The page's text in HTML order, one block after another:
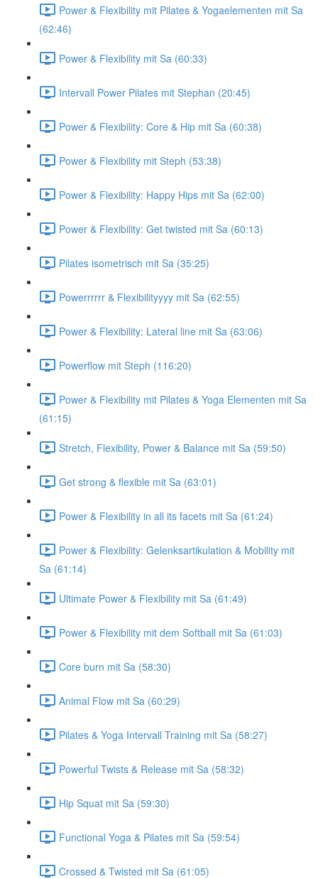
Power & Flexibility mit Pilates & Yogaelementen mit Sa
(62:46)
Power & Flexibility mit Sa (60:33)
Intervall Power Pilates mit Stephan (20:45)
Power & Flexibility: Core & Hip mit Sa (60:38)
Power & Flexibility mit Steph (53:38)
Power & Flexibility: Happy Hips mit Sa (62:00)
Power & Flexibility: Get twisted mit Sa (60:13)
Pilates isometrisch mit Sa (35:25)
Powerrrrrr & Flexibilityyyy mit Sa (62:55)
Power & Flexibility: Lateral line mit Sa (63:06)
Powerflow mit Steph (116:20)
Power & Flexibility mit Pilates & Yoga Elementen mit Sa
(61:15)
Stretch, Flexibility, Power & Balance mit Sa (59:50)
Get strong & flexible mit Sa (63:01)
Power & Flexibility in all its facets mit Sa (61:24)
Power & Flexibility: Gelenksartikulation & Mobility mit
Sa (61:14)
Ultimate Power & Flexibility mit Sa (61:49)
Power & Flexibility mit dem Softball mit Sa (61:03)
Core burn mit Sa (58:30)
Animal Flow mit Sa (60:29)
Pilates & Yoga Intervall Training mit Sa (58:27)
Powerful Twists & Release mit Sa (58:32)
Hip Squat mit Sa (59:30)
Functional Yoga & Pilates mit Sa (59:54)
Crossed & Twisted mit Sa (61:05)